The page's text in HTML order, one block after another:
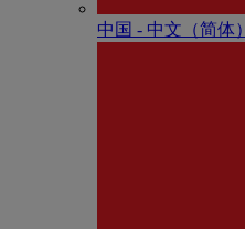
中国 - 中⽂（简体）